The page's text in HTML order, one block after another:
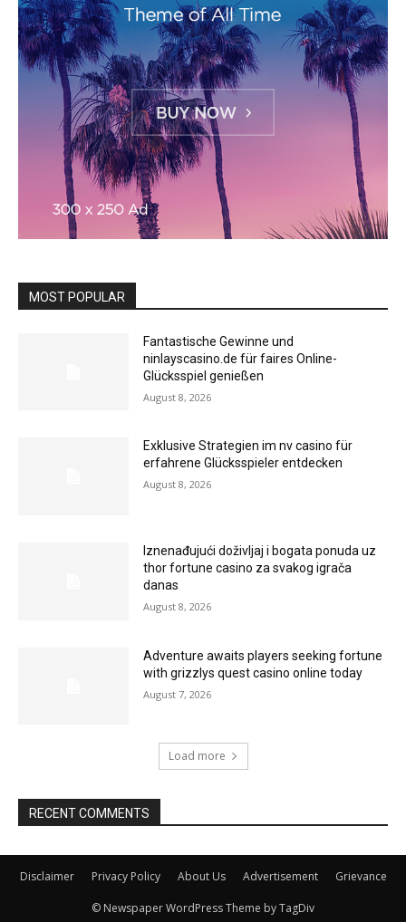
MOST POPULAR
Fantastische Gewinne und
ninlayscasino.de für faires Online-
Glücksspiel genießen
August 8, 2026
Exklusive Strategien im nv casino für
erfahrene Glücksspieler entdecken
August 8, 2026
Iznenađujući doživljaj i bogata ponuda uz
thor fortune casino za svakog igrača
danas
August 8, 2026
Adventure awaits players seeking fortune
with grizzlys quest casino online today
August 7, 2026
Load more
RECENT COMMENTS
Disclaimer Privacy Policy About Us Advertisement Grievance
© Newspaper WordPress Theme by TagDiv